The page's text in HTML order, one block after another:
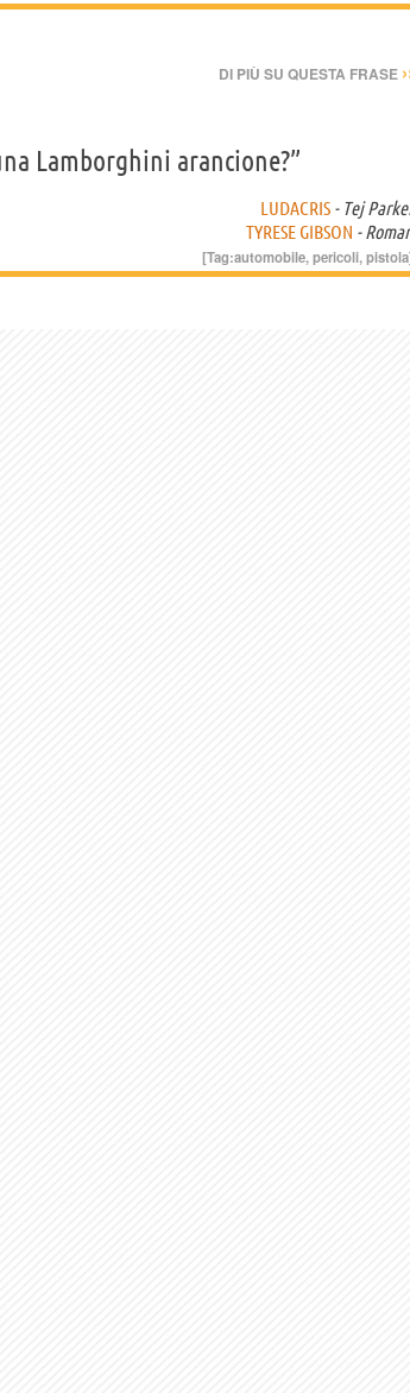
DI PIÙ SU QUESTA FRASE
Lamborghini arancione?”
LUDACRIS - Tej
TYRESE GIBSON -
[Tag:automobile,pericoli,pistola